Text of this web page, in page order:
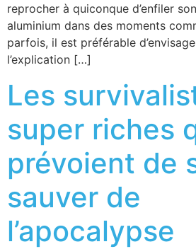
reprocher à quiconque d’enfiler
aluminium dans des moments
parfois, il est préférable
l’explication […]
Les
super riches
prévoient de
sauver de
l’apocalypse